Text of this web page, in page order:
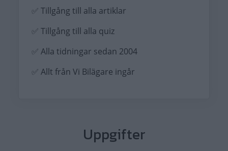
✅ Tillgång till alla artiklar
✅ Tillgång till alla quiz
✅ Alla tidningar sedan 2004
✅ Allt från Vi Bilägare ingår
Uppgifter